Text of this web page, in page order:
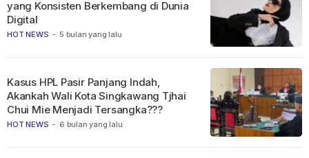
HOT NEWS - 5 bulan yang lalu
yang Konsisten Berkembang di Dunia
Digital
HOT NEWS - 6 bulan yang lalu
Kasus HPL Pasir Panjang Indah,
Akankah Wali Kota Singkawang Tjhai
Chui Mie Menjadi Tersangka???